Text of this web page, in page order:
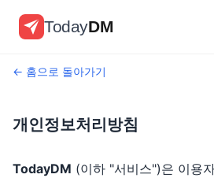
TodayDM
← 홈으로 돌아가기
개인정보처리방침
TodayDM (이하 "서비스")은 이용